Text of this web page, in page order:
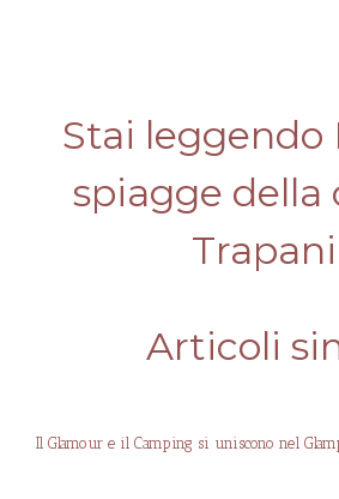
Stai leggendo
spiagge della
Articoli
Il Glamour e il Camping si uniscono nel